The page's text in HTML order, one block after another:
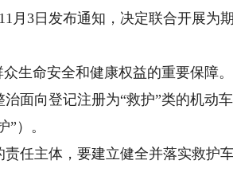
3日发布通知，决定联合开展为
命安全和健康权益的重要保障。
向登记注册为“救护”类的机动
）。
任主体，要建立健全并落实救护